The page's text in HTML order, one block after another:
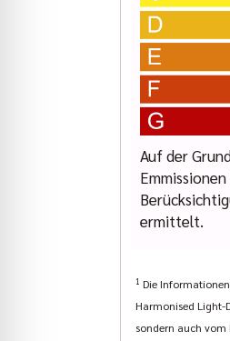
Auf der
ermittelt.
1 Die
Harmonised Light-
sondern auch vom